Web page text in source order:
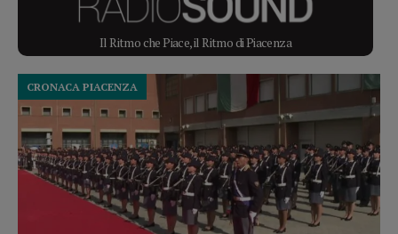
Il Ritmo che Piace, il Ritmo di Piacenza
CRONACA PIACENZA